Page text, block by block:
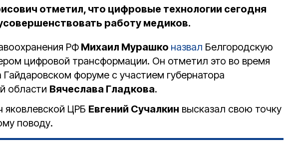
отметил, что цифровые технологии сегодня
работу медиков.
РФ Михаил Мурашко назвал Белгородскую
цифровой трансформации. Он отметил это во время
Гайдаровском форуме с участием губернатора
области Вячеслава Гладкова.
яковлевской ЦРБ Евгений Сучалкин высказал свою точку
поводу.